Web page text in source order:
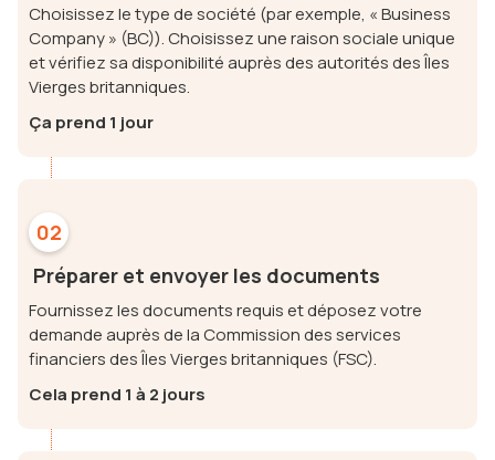
Choisissez le type de société (par exemple, « Business
Company » (BC)). Choisissez une raison sociale unique
et vérifiez sa disponibilité auprès des autorités des Îles
Vierges britanniques.
Ça prend 1 jour
02
Préparer et envoyer les documents
Fournissez les documents requis et déposez votre
demande auprès de la Commission des services
financiers des Îles Vierges britanniques (FSC).
Cela prend 1 à 2 jours